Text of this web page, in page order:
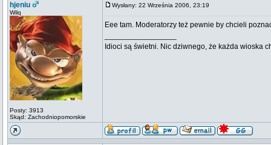
hjeniu
Wilq
Posty: 3913
Skąd: Zachodniopomorskie
Wysłany: 22 Września 2006, 23:19
Eee tam. Moderatorzy też pewnie by chcieli
Idioci są świetni. Nic dziwnego, że każda wioska